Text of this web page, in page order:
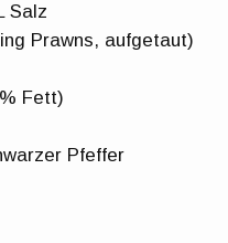
Salz
Prawns, aufgetaut)
Fett)
Pfeffer